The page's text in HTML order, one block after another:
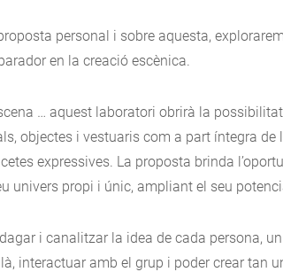
personal i sobre aquesta,
en la creació escènica.
… aquest laboratori obrirà la
objectes i vestuaris com a part íntegra de
expressives. La proposta brinda
univers propi i únic, ampliant el seu
i canalitzar la idea de cada persona, un
interactuar amb el grup i poder crear tan